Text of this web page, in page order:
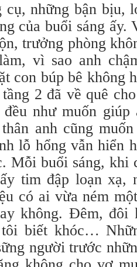
những bận bịu,
của buổi sáng ấy.
trưởng phòng
vì sao anh
con búp bê không
2 đã về quê
như muốn giúp
anh cũng
lỗ hổng vẫn hiển
Mỗi buổi sáng, khi
tim đập loạn xạ,
có ai vừa ném
không. Đêm, đôi
biết khóc…
người trước